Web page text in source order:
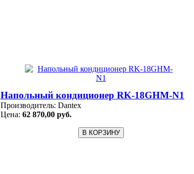
Напольный кондиционер RK-18GHM-N1
Производитель: Dantex
Цена: 62 870,00 руб.